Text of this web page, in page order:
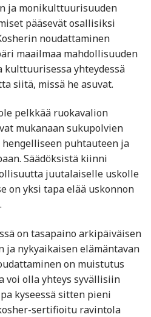
ja monikulttuurisuuden
pääsevät osallisiksi
noudattaminen
maailmaa mahdollisuuden
kulttuurisessa yhteydessä
siitä, missä he asuvat.
pelkkää ruokavalion
mukanaan sukupolvien
puhtauteen ja
Säädöksistä kiinni
juutalaiselle uskolle
on yksi tapa elää uskonnon
on tasapaino arkipäiväisen
ja nykyaikaisen elämäntavan
on muistutus
voi olla yhteys syvällisiin
kyseessä sitten pieni
sertifioitu ravintola